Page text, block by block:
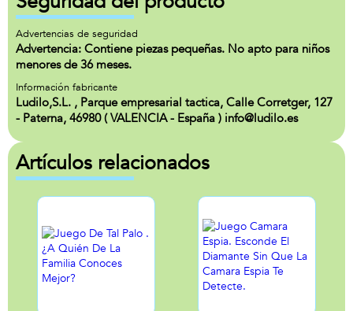
Advertencias de seguridad
Advertencia: Contiene piezas pequeñas. No apto para niños
menores de 36 meses.
Información fabricante
Ludilo,S.L. , Parque empresarial tactica, Calle Corretger, 127
- Paterna, 46980 ( VALENCIA - España ) info@ludilo.es
Artículos relacionados